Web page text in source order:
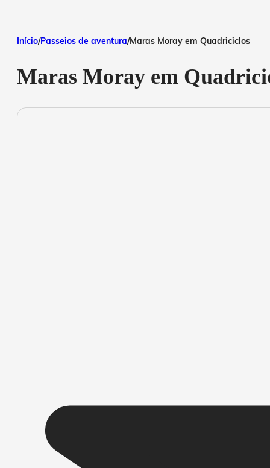
Início/Passeios de aventura/Maras Moray em Quadriciclos
Maras Moray em